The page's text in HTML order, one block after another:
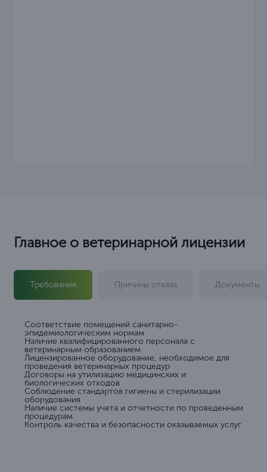
Главное о ветеринарной лицензии
Требования Причины отказа Документы
Соответствие помещений санитарно-
эпидемиологическим нормам
Наличие квалифицированного персонала с
ветеринарным образованием
Лицензированное оборудование, необходимое для
проведения ветеринарных процедур
Договоры на утилизацию медицинских и
биологических отходов
Соблюдение стандартов гигиены и стерилизации
оборудования
Наличие системы учета и отчетности по проведенным
процедурам
Контроль качества и безопасности оказываемых услуг